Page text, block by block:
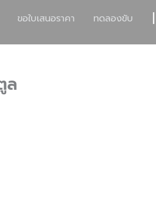
ขอใบเสนอราคา ทดลองขับ |
ล